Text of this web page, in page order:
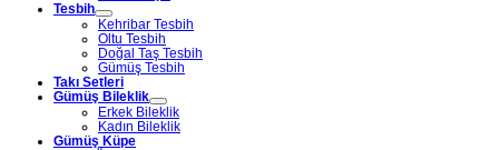
Tesbih
Kehribar Tesbih
Oltu Tesbih
Doğal Taş Tesbih
Gümüş Tesbih
Takı Setleri
Gümüş Bileklik
Erkek Bileklik
Kadın Bileklik
Gümüş Küpe